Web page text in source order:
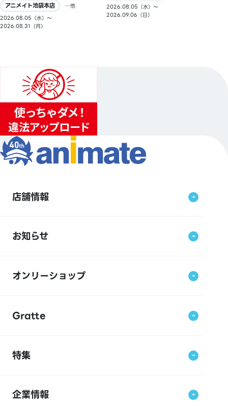
アニメイト池袋本店
…他
2026.08.05（水）〜
2026.08.31（月）
2026.08.05（水）〜
2026.09.06（日）
店舗情報
お知らせ
オンリーショップ
Gratte
特集
企業情報